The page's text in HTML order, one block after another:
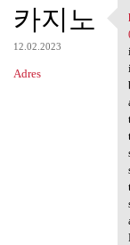
카지노
12.02.2023
Adres